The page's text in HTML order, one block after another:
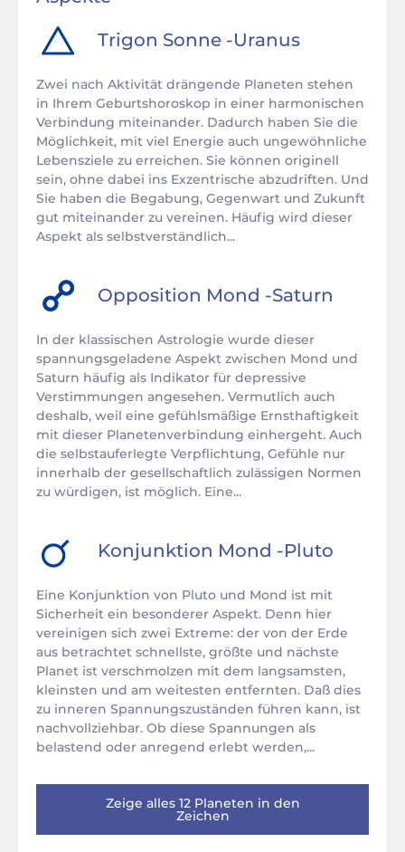
Trigon Sonne -Uranus
Zwei nach Aktivität drängende Planeten stehen
in Ihrem Geburtshoroskop in einer harmonischen
Verbindung miteinander. Dadurch haben Sie die
Möglichkeit, mit viel Energie auch ungewöhnliche
Lebensziele zu erreichen. Sie können originell
sein, ohne dabei ins Exzentrische abzudriften. Und
Sie haben die Begabung, Gegenwart und Zukunft
gut miteinander zu vereinen. Häufig wird dieser
Aspekt als selbstverständlich...
Opposition Mond -Saturn
In der klassischen Astrologie wurde dieser
spannungsgeladene Aspekt zwischen Mond und
Saturn häufig als Indikator für depressive
Verstimmungen angesehen. Vermutlich auch
deshalb, weil eine gefühlsmäßige Ernsthaftigkeit
mit dieser Planetenverbindung einhergeht. Auch
die selbstauferlegte Verpflichtung, Gefühle nur
innerhalb der gesellschaftlich zulässigen Normen
zu würdigen, ist möglich. Eine...
Konjunktion Mond -Pluto
Eine Konjunktion von Pluto und Mond ist mit
Sicherheit ein besonderer Aspekt. Denn hier
vereinigen sich zwei Extreme: der von der Erde
aus betrachtet schnellste, größte und nächste
Planet ist verschmolzen mit dem langsamsten,
kleinsten und am weitesten entfernten. Daß dies
zu inneren Spannungszuständen führen kann, ist
nachvollziehbar. Ob diese Spannungen als
belastend oder anregend erlebt werden,...
Zeige alles 12 Planeten in den
Zeichen